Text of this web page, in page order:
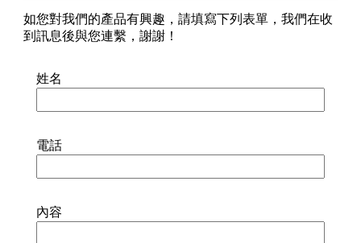
如您對我們的產品有興趣，請填寫下列表單，我們在收
到訊息後與您連繫，謝謝！
姓名
電話
內容